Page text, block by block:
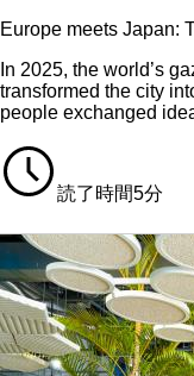
Europe meets Japan:
In 2025, the world’s
transformed the city
people exchanged
読了時間5分